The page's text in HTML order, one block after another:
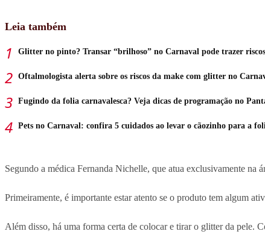
Leia também
Glitter no pinto? Transar “brilhoso” no Carnaval pode trazer riscos
Oftalmologista alerta sobre os riscos da make com glitter no
Fugindo da folia carnavalesca? Veja dicas de programação no
Pets no Carnaval: confira 5 cuidados ao levar o cãozinho para a
Segundo a médica Fernanda Nichelle, que atua exclusivamente na
Primeiramente, é importante estar atento se o produto tem algum
Além disso, há uma forma certa de colocar e tirar o glitter da pele.